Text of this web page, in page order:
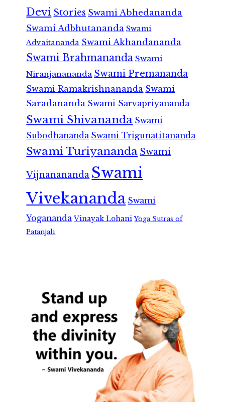
Devi Stories Swami Abhedananda
Swami Adbhutananda Swami
Advaitananda Swami Akhandananda
Swami Brahmananda Swami
Niranjanananda Swami Premananda
Swami Ramakrishnananda Swami
Saradananda Swami Sarvapriyananda
Swami Shivananda Swami
Subodhananda Swami Trigunatitananda
Swami Turiyananda Swami
Vijnanananda Swami
Vivekananda Swami
Yogananda Vinayak Lohani Yoga Sutras of
Patanjali